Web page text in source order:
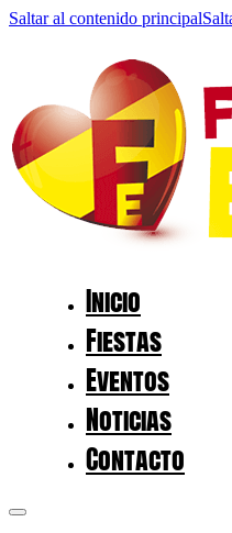
Saltar al contenido principal
Inicio
Fiestas
Eventos
Noticias
Contacto